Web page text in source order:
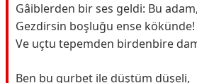
Gâiblerden bir ses geldi: Bu adam,
Gezdirsin boşluğu ense kökünde!
Ve uçtu tepemden birdenbire
Ben bu gurbet ile düştüm düşeli,